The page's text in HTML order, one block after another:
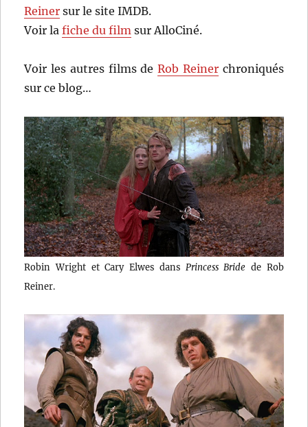
Reiner sur le site IMDB.
Voir lafiche du film sur AlloCiné.
Voir les autres films deRob Reinerchroniqués
sur ce blog…
Robin Wright et Cary Elwes dans Princess Bride de Rob
Reiner.